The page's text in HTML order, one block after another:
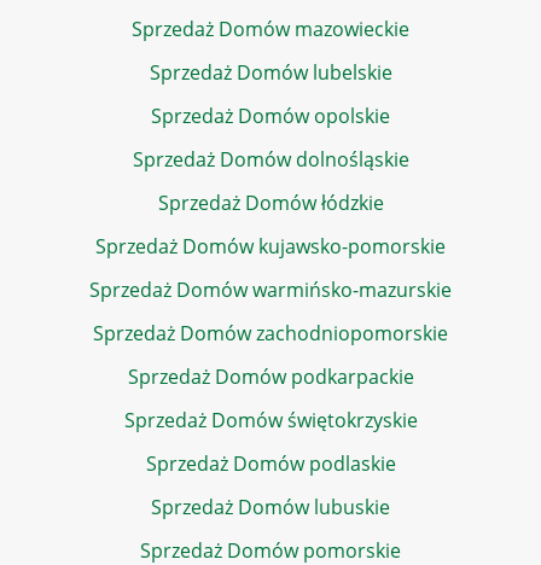
Sprzedaż Domów mazowieckie
Sprzedaż Domów lubelskie
Sprzedaż Domów opolskie
Sprzedaż Domów dolnośląskie
Sprzedaż Domów łódzkie
Sprzedaż Domów kujawsko-pomorskie
Sprzedaż Domów warmińsko-mazurskie
Sprzedaż Domów zachodniopomorskie
Sprzedaż Domów podkarpackie
Sprzedaż Domów świętokrzyskie
Sprzedaż Domów podlaskie
Sprzedaż Domów lubuskie
Sprzedaż Domów pomorskie